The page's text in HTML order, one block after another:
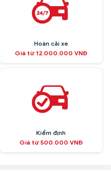
Hoán cải xe
Giá từ 12.000.000 VNĐ
Kiểm định
Giá từ 500.000 VNĐ